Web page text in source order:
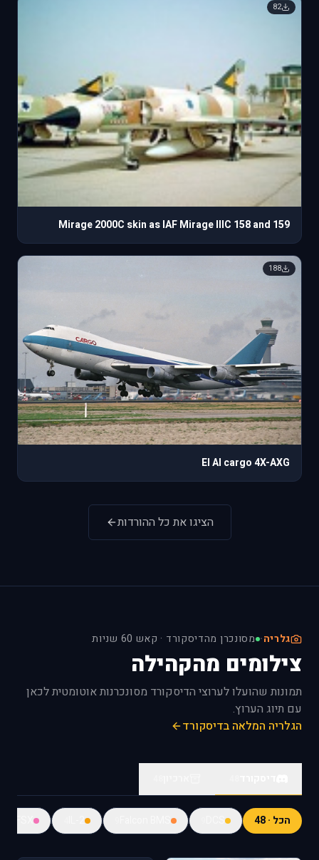
82
Mirage 2000C skin as IAF Mirage IIIC 158 and 159
188
El Al cargo 4X-AXG
הציגו את כל ההורדות
גלריה· מסונכרן מהדיסקורד · קאש 60 שניות
צילומים מהקהילה
תמונות שהועלו לערוצי הדיסקורד מסונכרנות אוטומטית לכאן
עם תיוג הערוץ.
הגלריה המלאה בדיסקורד
הכל · 48